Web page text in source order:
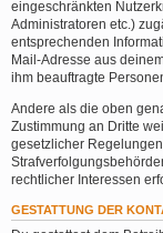
eingeschränkten
Administratoren etc.)
entsprechenden
Mail-Adresse aus
ihm beauftragte
Andere als die oben
Zustimmung an Dritte
gesetzlicher
rechtlicher Interessen
GESTATTUNG DER